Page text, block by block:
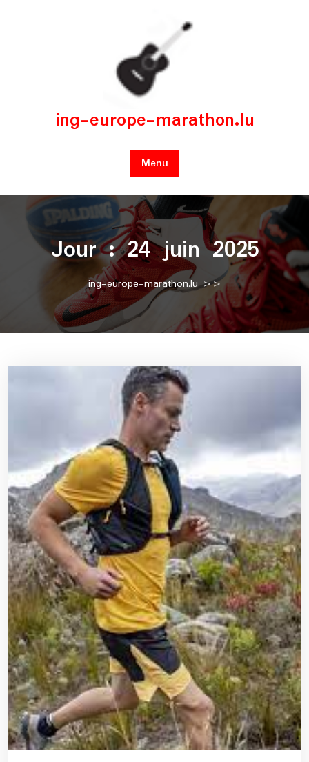
ing-europe-marathon.lu
Menu
Jour :24 juin 2025
ing-europe-marathon.lu>>